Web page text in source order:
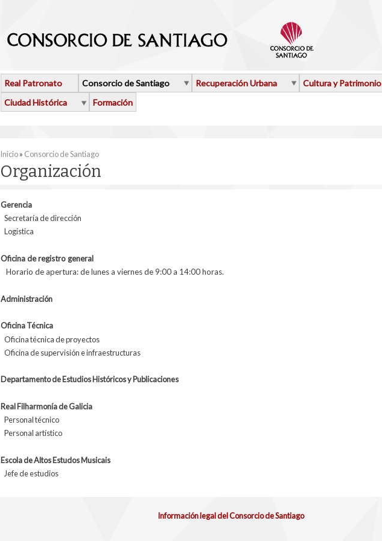
Real Patronato Consorcio de Santiago Recuperación Urbana
Cultura y Patrimonio
Ciudad Histórica
Formación
Se encuentra usted aquí
Inicio» Consorcio de Santiago
Organización
Gerencia
Secretaría de dirección
Logística
Oficina de registro general
Horario de apertura: de lunes a viernes de 9:00 a 14:00 horas.
Administración
Oficina Técnica
Oficina técnica de proyectos
Oficina de supervisión e infraestructuras
Departamento de Estudios Históricos y Publicaciones
Real Filharmonía de Galicia
Personal técnico
Personal artístico
Escola de Altos Estudos Musicais
Jefe de estudios
Información legal del Consorcio de Santiago